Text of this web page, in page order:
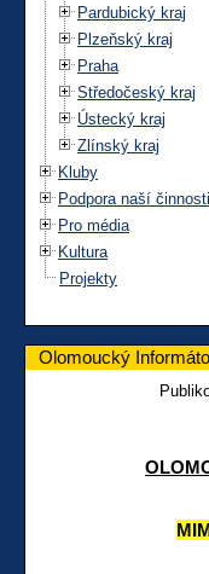
Pardubický kraj
Plzeňský kraj
Praha
Středočeský kraj
Ústecký kraj
Zlínský kraj
Kluby
Podpora naší činnosti
Pro média
Kultura
Projekty
Olomoucký